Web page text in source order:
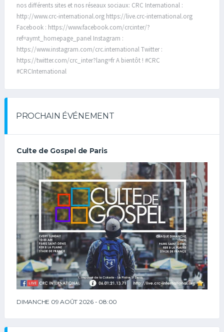
nos différents sites et nos réseaux sociaux: CRC International :
http://www.crc-international.org https://live.crc-international.org
Facebook : https://www.facebook.com/crcinter/?
ref=aymt_homepage_panel Instagram :
https://www.instagram.com/crc.international Twitter :
https://twitter.com/crc_inter?lang=fr A bientôt ! #CRC
#CRCInternational
PROCHAIN ÉVÉNEMENT
Culte de Gospel de Paris
DIMANCHE 09 AOÛT 2026 - 08:00